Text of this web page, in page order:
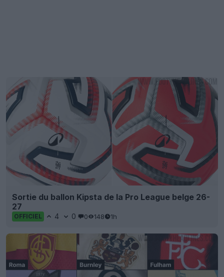
Sortie du ballon Kipsta de la Pro League belge 26-
27
OFFICIEL 4 0 0 148 1h